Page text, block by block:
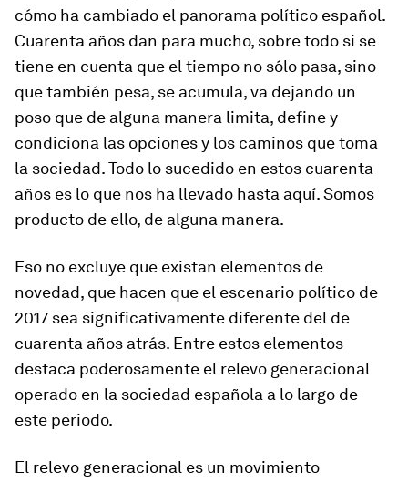
cómo ha cambiado el panorama político español.
Cuarenta años dan para mucho, sobre todo si se
tiene en cuenta que el tiempo no sólo pasa, sino
que también pesa, se acumula, va dejando un
poso que de alguna manera limita, define y
condiciona las opciones y los caminos que toma
la sociedad. Todo lo sucedido en estos cuarenta
años es lo que nos ha llevado hasta aquí. Somos
producto de ello, de alguna manera.
Eso no excluye que existan elementos de
novedad, que hacen que el escenario político de
2017 sea significativamente diferente del de
cuarenta años atrás. Entre estos elementos
destaca poderosamente el relevo generacional
operado en la sociedad española a lo largo de
este periodo.
El relevo generacional es un movimiento